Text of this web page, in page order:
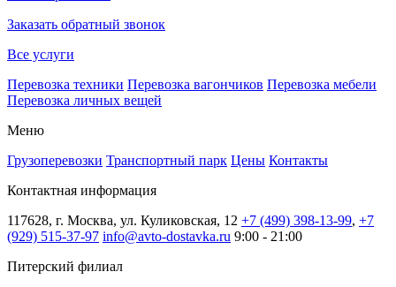
Заказать обратный звонок
Все услуги
Перевозка техники Перевозка вагончиков Перевозка мебели
Перевозка личных вещей
Меню
Грузоперевозки Транспортный парк Цены Контакты
Контактная информация
117628, г. Москва, ул. Куликовская, 12 +7 (499) 398-13-99, +7
(929) 515-37-97 info@avto-dostavka.ru 9:00 - 21:00
Питерский филиал